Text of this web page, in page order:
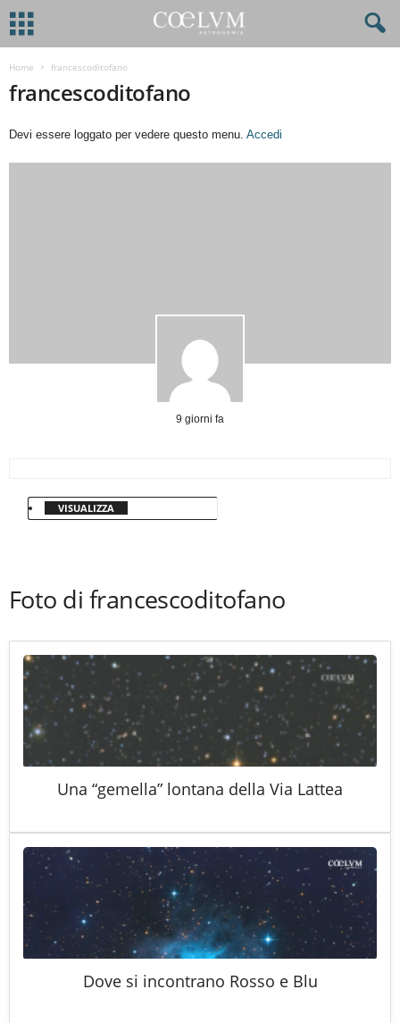
Home francescoditofano
francescoditofano
Devi essere loggato per vedere questo menu. Accedi
9 giorni fa
VISUALIZZA
Foto di francescoditofano
Una “gemella” lontana della Via Lattea
Dove si incontrano Rosso e Blu